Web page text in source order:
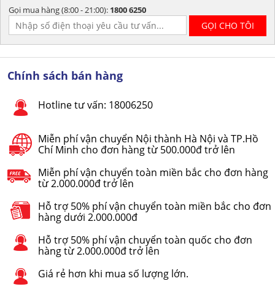
Gọi mua hàng (8:00 - 21:00): 1800 6250
Chính sách bán hàng
Hotline tư vấn: 18006250
Miễn phí vận chuyển Nội thành Hà Nội và TP.Hồ
Chí Minh cho đơn hàng từ 500.000đ trở lên
Miễn phí vận chuyển toàn miền bắc cho đơn hàng
từ 2.000.000đ trở lên
Hỗ trợ 50% phí vận chuyển toàn miền bắc cho đơn
hàng dưới 2.000.000đ
Hỗ trợ 50% phí vận chuyển toàn quốc cho đơn
hàng từ 2.000.000đ trở lên
Giá rẻ hơn khi mua số lượng lớn.